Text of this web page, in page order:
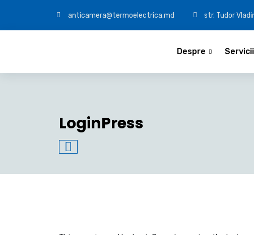
anticamera@termoelectrica.md str. Tudor
Despre Servicii
LoginPress